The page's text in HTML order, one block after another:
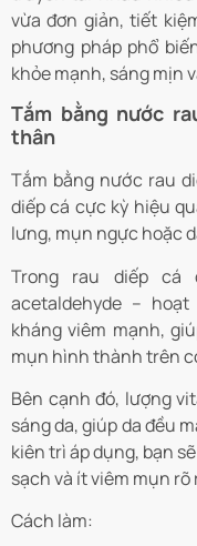
vừa đơn giản, tiết
phương pháp phổ
khỏe mạnh, sáng mịn
Tắm bằng nước
thân
Tắm bằng nước rau
diếp cá cực kỳ hiệu
lưng, mụn ngực hoặc
Trong rau diếp cá
acetaldehyde –
kháng viêm mạnh,
mụn hình thành trên
Bên cạnh đó, lượng
sáng da, giúp da đều
kiên trì áp dụng, bạn
sạch và ít viêm mụn rõ
Cách làm: